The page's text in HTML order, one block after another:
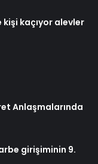
kişi kaçıyor alevler
Anlaşmalarında
girişiminin 9.